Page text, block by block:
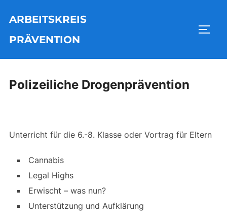
Inhalten
springen
ARBEITSKREIS
PRÄVENTION
Polizeiliche Drogenprävention
Unterricht für die 6.-8. Klasse oder Vortrag für Eltern
Cannabis
Legal Highs
Erwischt – was nun?
Unterstützung und Aufklärung